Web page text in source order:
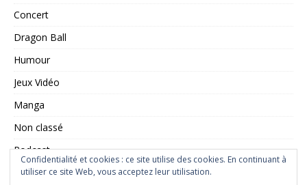
Concert
Dragon Ball
Humour
Jeux Vidéo
Manga
Non classé
Podcast
Saint Seiya
Confidentialité et cookies : ce site utilise des cookies. En continuant à
utiliser ce site Web, vous acceptez leur utilisation.